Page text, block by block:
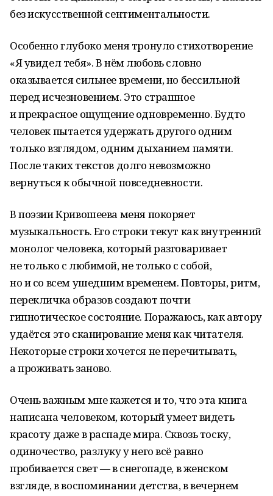
без искусственной сентиментальности.
Особенно глубоко меня тронуло стихотворение
«Я увидел тебя». В нём любовь словно
оказывается сильнее времени, но бессильной
перед исчезновением. Это страшное
и прекрасное ощущение одновременно. Будто
человек пытается удержать другого одним
только взглядом, одним дыханием памяти.
После таких текстов долго невозможно
вернуться к обычной повседневности.
В поэзии Кривошеева меня покоряет
музыкальность. Его строки текут как внутренний
монолог человека, который разговаривает
не только с любимой, не только с собой,
но и со всем ушедшим временем. Повторы, ритм,
перекличка образов создают почти
гипнотическое состояние. Поражаюсь, как автору
удаётся это сканирование меня как читателя.
Некоторые строки хочется не перечитывать,
а проживать заново.
Очень важным мне кажется и то, что эта книга
написана человеком, который умеет видеть
красоту даже в распаде мира. Сквозь тоску,
одиночество, разлуку у него всё равно
пробивается свет — в снегопаде, в женском
взгляде, в воспоминании детства, в вечернем